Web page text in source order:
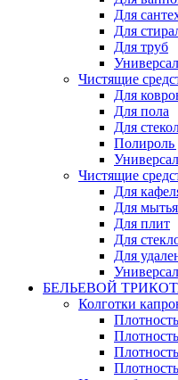
Для
Для
Для труб
Чистящие
Для
Для пола
Для
Полироль
Чистящие
Для
Для
Для плит
Для
Для
БЕЛЬЕВОЙ
Колготки